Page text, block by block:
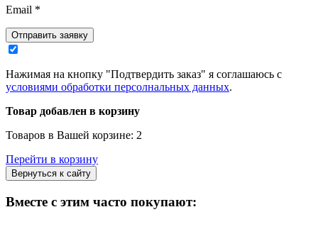
Email *
Отправить заявку
Нажимая на кнопку "Подтвердить заказ" я соглашаюсь с
условиями обработки персолнальных данных.
Товар добавлен в корзину
Товаров в Вашей корзине: 2
Перейти в корзину
Вернуться к сайту
Вместе с этим часто покупают: